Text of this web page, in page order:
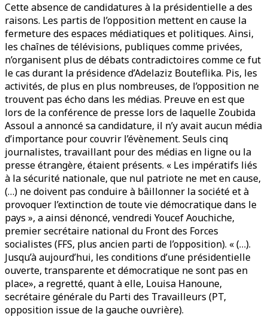
Cette absence de candidatures à la présidentielle a des
raisons. Les partis de l’opposition mettent en cause la
fermeture des espaces médiatiques et politiques. Ainsi,
les chaînes de télévisions, publiques comme privées,
n’organisent plus de débats contradictoires comme ce fut
le cas durant la présidence d’Adelaziz Bouteflika. Pis, les
activités, de plus en plus nombreuses, de l’opposition ne
trouvent pas écho dans les médias. Preuve en est que
lors de la conférence de presse lors de laquelle Zoubida
Assoul a annoncé sa candidature, il n’y avait aucun média
d’importance pour couvrir l’évènement. Seuls cinq
journalistes, travaillant pour des médias en ligne ou la
presse étrangère, étaient présents. « Les impératifs liés
à la sécurité nationale, que nul patriote ne met en cause,
(…) ne doivent pas conduire à bâillonner la société et à
provoquer l’extinction de toute vie démocratique dans le
pays », a ainsi dénoncé, vendredi Youcef Aouchiche,
premier secrétaire national du Front des Forces
socialistes (FFS, plus ancien parti de l’opposition). « (…).
Jusqu’à aujourd’hui, les conditions d’une présidentielle
ouverte, transparente et démocratique ne sont pas en
place», a regretté, quant à elle, Louisa Hanoune,
secrétaire générale du Parti des Travailleurs (PT,
opposition issue de la gauche ouvrière).